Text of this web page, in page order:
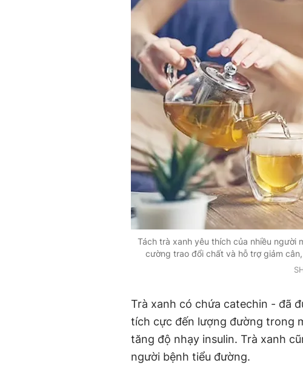
Tách trà xanh yêu thích của nhiều người
cường trao đổi chất và hỗ trợ giảm
Trà xanh có chứa catechin - đã
tích cực đến lượng đường trong
tăng độ nhạy insulin. Trà xanh
người bệnh tiểu đường.